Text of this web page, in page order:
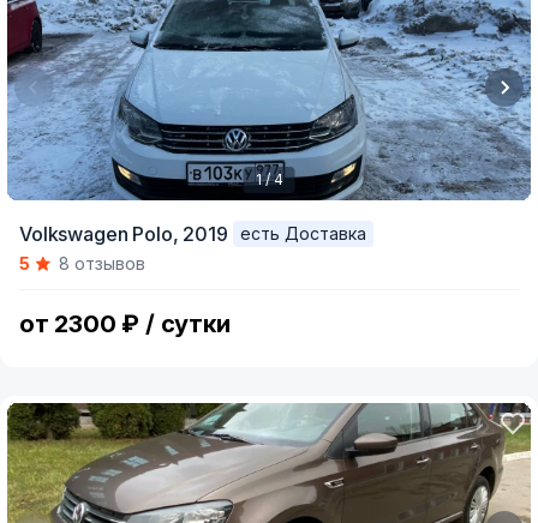
of
1 / 4
Volkswagen Polo, 2019
есть Доставка
5
8 отзывов
от 2300 ₽ / сутки